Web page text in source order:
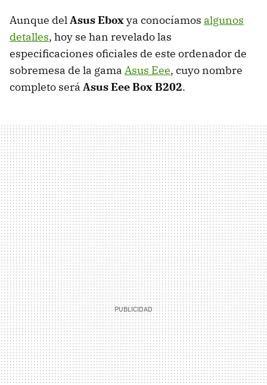
Aunque delAsus Eboxya conocíamos algunos
detalles, hoy se han revelado las
especificaciones oficiales de este ordenador de
sobremesa de la gama Asus Eee, cuyo nombre
completo será Asus Eee Box B202.